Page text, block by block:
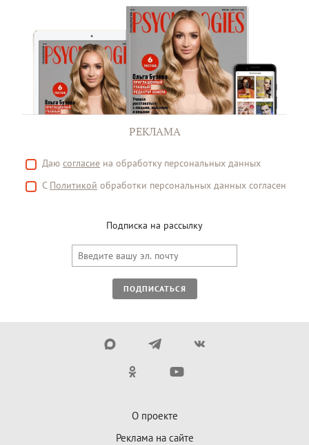
РЕКЛАМА
Даю согласие на обработку персональных данных
С Политикой обработки персональных данных согласен
Подписка на рассылку
ПОДПИСАТЬСЯ
О проекте
Реклама на сайте